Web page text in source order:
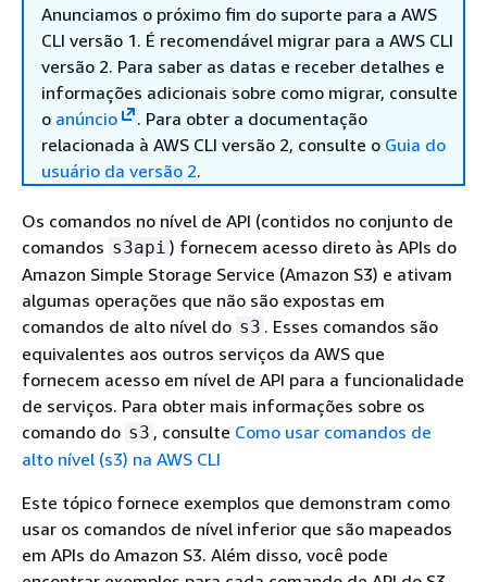
Anunciamos o próximo fim do suporte para a AWS
CLI versão 1. É recomendável migrar para a AWS CLI
versão 2. Para saber as datas e receber detalhes e
informações adicionais sobre como migrar, consulte
o anúncio
. Para obter a documentação
relacionada à AWS CLI versão 2, consulte o Guia do
usuário da versão 2.
Os comandos no nível de API (contidos no conjunto de
comandos s3api ) fornecem acesso direto às APIs do
Amazon Simple Storage Service (Amazon S3) e ativam
algumas operações que não são expostas em
comandos de alto nível do s3 . Esses comandos são
equivalentes aos outros serviços da AWS que
fornecem acesso em nível de API para a funcionalidade
de serviços. Para obter mais informações sobre os
comando do s3 , consulte Como usar comandos de
alto nível (s3) na AWS CLI
Este tópico fornece exemplos que demonstram como
usar os comandos de nível inferior que são mapeados
em APIs do Amazon S3. Além disso, você pode